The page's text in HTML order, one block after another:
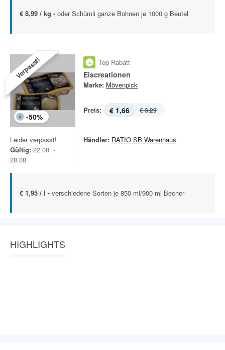
€ 8,99 / kg - oder Schümli ganze Bohnen je 1000 g Beutel
Verpasst!
-50%
Top Rabatt
Eiscreationen
Marke: Mövenpick
Preis: € 1,66 € 3,29
Leider verpasst!
Gültig: 22.08. -
28.08.
Händler: RATIO SB Warenhaus
€ 1,95 / l - verschiedene Sorten je 850 ml/900 ml Becher
HIGHLIGHTS